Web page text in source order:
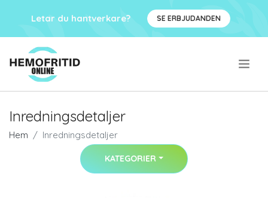
Letar du hantverkare? SE ERBJUDANDEN
Inredningsdetaljer
Hem Inredningsdetaljer
KATEGORIER